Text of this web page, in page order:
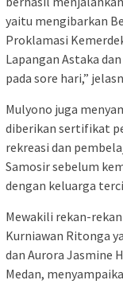
yaitu mengibarkan
Proklamasi
Lapangan Astaka
pada sore hari,”
Mulyono juga
diberikan sertifikat
rekreasi dan
Samosir sebelum
dengan keluarga
Mewakili rekan-
Kurniawan Ritonga
dan Aurora Jasmine
Medan,